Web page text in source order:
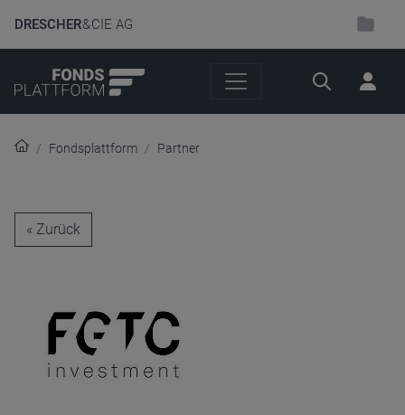
DRESCHER& CIE AG
Suche
Fondsplattform Partner
« Zurück